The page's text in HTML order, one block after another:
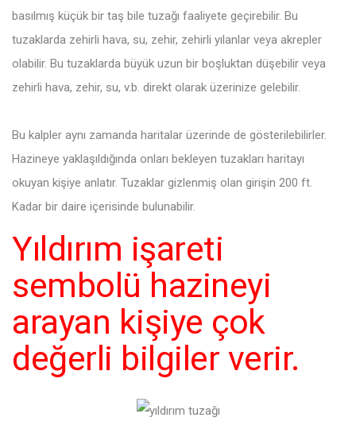
basılmış küçük bir taş bile tuzağı faaliyete geçirebilir. Bu
tuzaklarda zehirli hava, su, zehir, zehirli yılanlar veya akrepler
olabilir. Bu tuzaklarda büyük uzun bir boşluktan düşebilir veya
zehirli hava, zehir, su, v.b. direkt olarak üzerinize gelebilir.
Bu kalpler aynı zamanda haritalar üzerinde de gösterilebilirler.
Hazineye yaklaşıldığında onları bekleyen tuzakları haritayı
okuyan kişiye anlatır. Tuzaklar gizlenmiş olan girişin 200 ft.
Kadar bir daire içerisinde bulunabilir.
Yıldırım işareti
sembolü hazineyi
arayan kişiye çok
değerli bilgiler verir.